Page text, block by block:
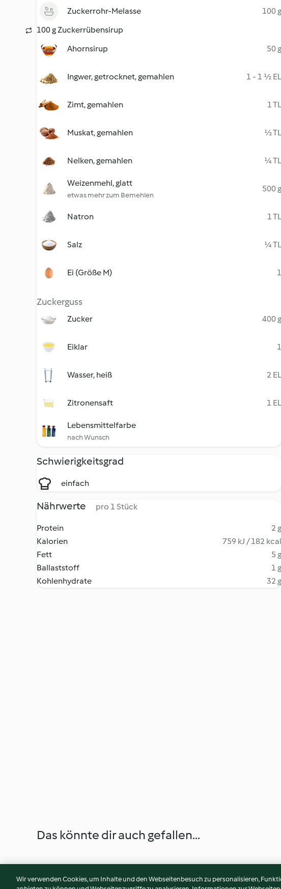
Zuckerrohr-Melasse
100 g
100 g Zuckerrübensirup
Ahornsirup
50 g
Ingwer, getrocknet, gemahlen 1 - 1 ½ EL
Zimt, gemahlen 1 TL
Muskat, gemahlen ½ TL
Nelken, gemahlen ¼ TL
Weizenmehl, glatt
etwas mehr zum Bemehlen
500 g
Natron 1 TL
Salz ¼ TL
Ei (Größe M) 1
Zuckerguss
Zucker 400 g
Eiklar 1
Wasser, heiß 2 EL
Zitronensaft 1 EL
Lebensmittelfarbe
nach Wunsch
Schwierigkeitsgrad
einfach
Nährwerte pro 1 Stück
Protein
2 g
Kalorien
759 kJ / 182 kcal
Fett
5 g
Ballaststoff
1 g
Kohlenhydrate
32 g
Das könnte dir auch gefallen...
Wir verwenden Cookies, um Inhalte und den Webseitenbesuch zu personalisieren,